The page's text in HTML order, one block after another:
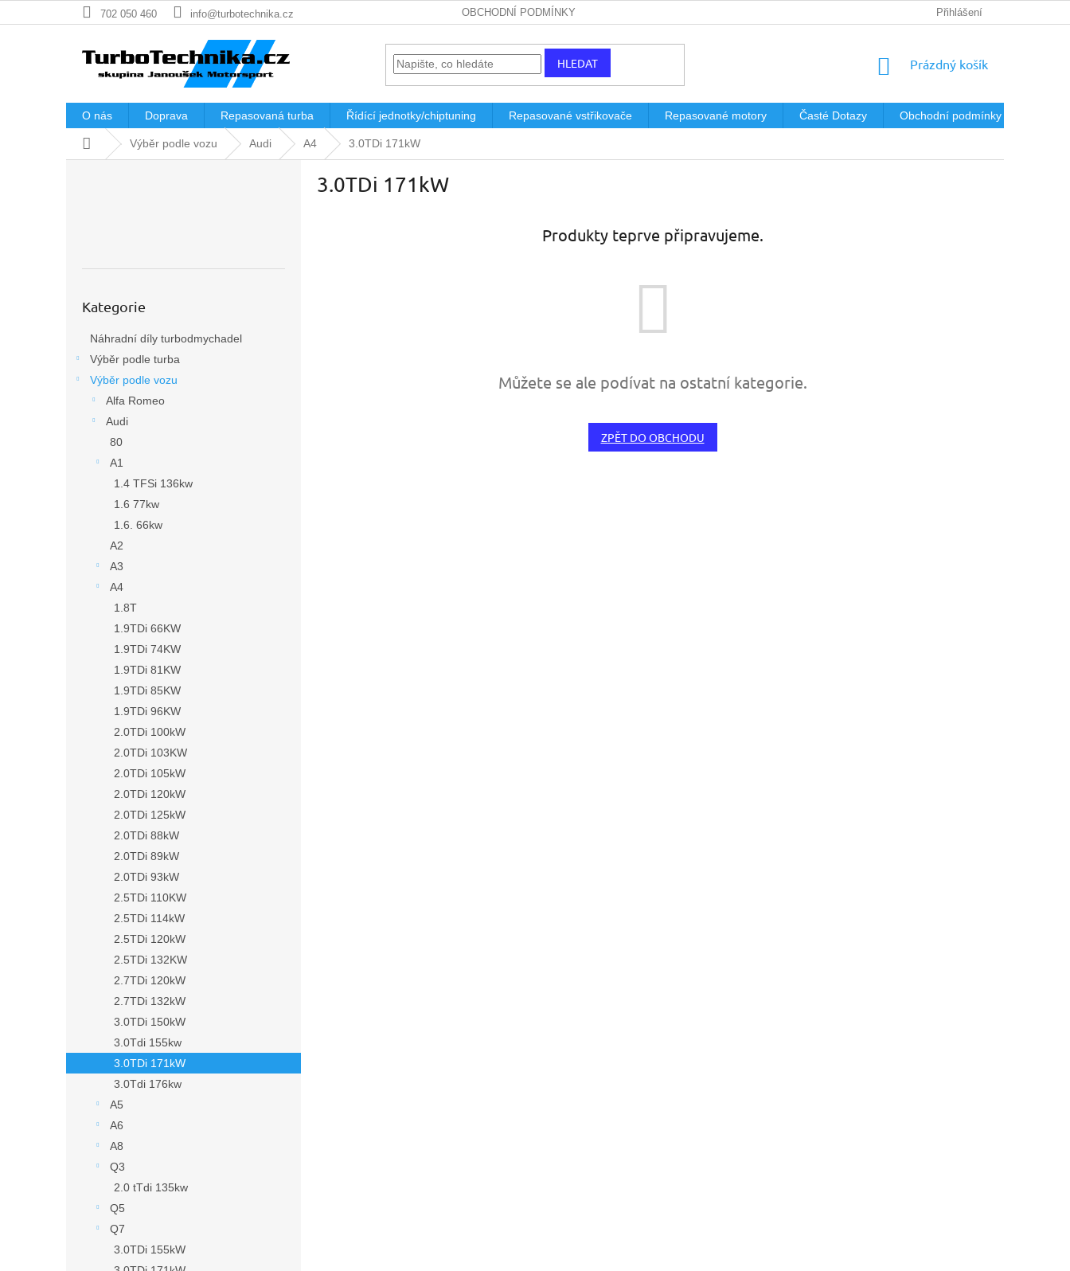
na
702 050 460 info@turbotechnika.cz OBCHODNÍ PODMÍNKY Přihlášení
HLEDAT
NÁKUPNÍ
Prázdný košík
O nás Doprava Repasovaná turba Řídící jednotky/chiptuning Repasované vstřikovače Repasované motory Časté Dotazy Obchodní podmínky
Domů Výběr podle vozu Audi A4 3.0TDi 171kW
kategorie
Kategorie
Náhradní díly turbodmychadel
Výběr podle turba
Výběr podle vozu
Alfa Romeo
Audi
80
A1
1.4 TFSi 136kw
1.6 77kw
1.6. 66kw
A2
A3
A4
1.8T
1.9TDi 66KW
1.9TDi 74KW
1.9TDi 81KW
1.9TDi 85KW
1.9TDi 96KW
2.0TDi 100kW
2.0TDi 103KW
2.0TDi 105kW
2.0TDi 120kW
2.0TDi 125kW
2.0TDi 88kW
2.0TDi 89kW
2.0TDi 93kW
2.5TDi 110KW
2.5TDi 114kW
2.5TDi 120kW
2.5TDi 132KW
2.7TDi 120kW
2.7TDi 132kW
3.0TDi 150kW
3.0Tdi 155kw
3.0TDi 171kW
3.0Tdi 176kw
A5
A6
A8
Q3
2.0 tTdi 135kw
Q5
Q7
3.0TDi 155kW
3.0TDi 171kW
Produkty teprve připravujeme.
Můžete se ale podívat na ostatní kategorie.
ZPĚT DO OBCHODU